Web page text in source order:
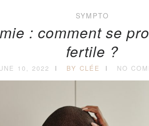
SYMPTO
: comment se
fertile ?
10, 2022 BY CLÉE NO